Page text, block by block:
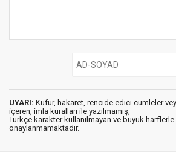
UYARI: Küfür, hakaret, rencide edici cümleler
içeren, imla kuralları ile yazılmamış,
Türkçe karakter kullanılmayan ve büyük harflerle
onaylanmamaktadır.